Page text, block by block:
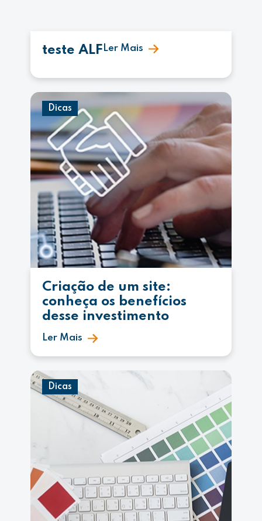
teste ALF Ler Mais
Dicas
Criação de um site:
conheça os benefícios
desse investimento
Ler Mais
Dicas